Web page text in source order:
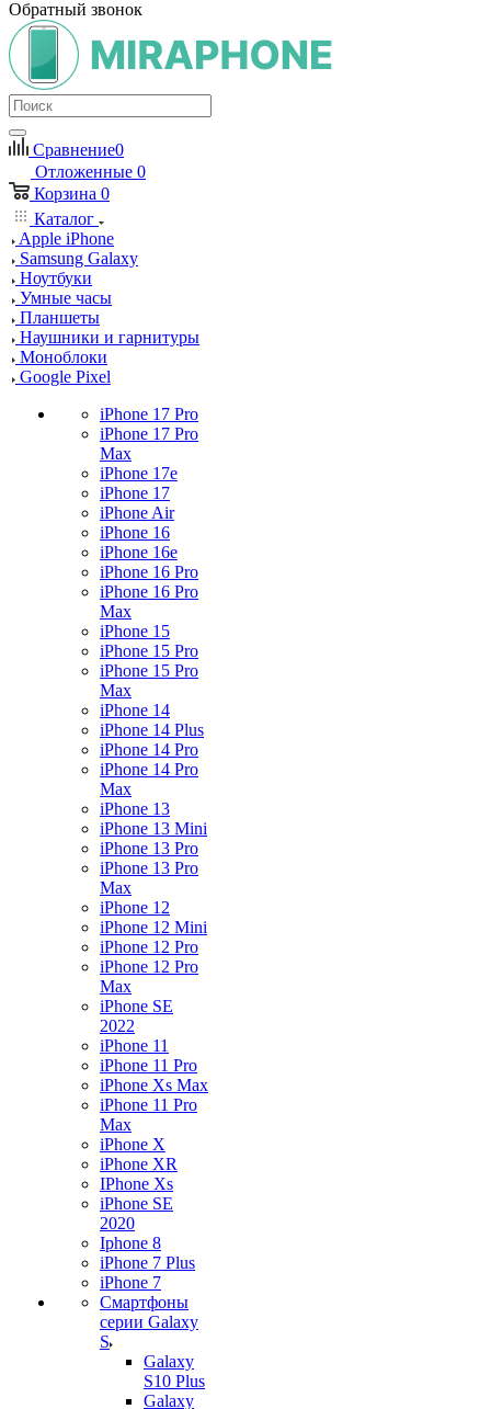
Обратный звонок
Сравнение0
Отложенные 0
Корзина 0
Каталог
Apple iPhone
Samsung Galaxy
Ноутбуки
Умные часы
Планшеты
Наушники и гарнитуры
Моноблоки
Google Pixel
iPhone 17 Pro
iPhone 17 Pro
Max
iPhone 17e
iPhone 17
iPhone Air
iPhone 16
iPhone 16e
iPhone 16 Pro
iPhone 16 Pro
Max
iPhone 15
iPhone 15 Pro
iPhone 15 Pro
Max
iPhone 14
iPhone 14 Plus
iPhone 14 Pro
iPhone 14 Pro
Max
iPhone 13
iPhone 13 Mini
iPhone 13 Pro
iPhone 13 Pro
Max
iPhone 12
iPhone 12 Mini
iPhone 12 Pro
iPhone 12 Pro
Max
iPhone SE
2022
iPhone 11
iPhone 11 Pro
iPhone Xs Max
iPhone 11 Pro
Max
iPhone X
iPhone XR
IPhone Xs
iPhone SE
2020
Iphone 8
iPhone 7 Plus
iPhone 7
Смартфоны
серии Galaxy
S
Galaxy
S10 Plus
Galaxy